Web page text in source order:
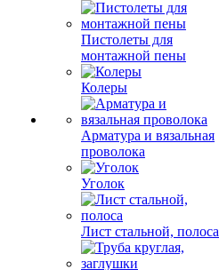
Пистолеты для
монтажной пены
Колеры
Арматура и вязальная
проволока
Уголок
Лист стальной, полоса